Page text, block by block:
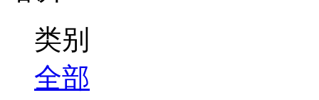
类别
全部